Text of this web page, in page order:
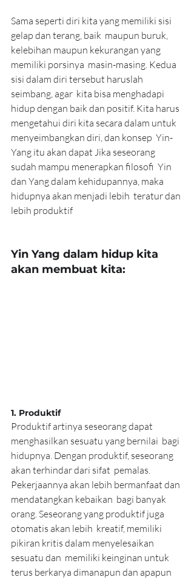
Sama seperti diri kita yang memiliki sisi
gelap dan terang, baik  maupun buruk,
kelebihan maupun kekurangan yang
memiliki porsinya  masin-masing. Kedua
sisi dalam diri tersebut haruslah
seimbang, agar  kita bisa menghadapi
hidup dengan baik dan positif. Kita harus
mengetahui diri kita secara dalam untuk
menyeimbangkan diri, dan konsep  Yin-
Yang itu akan dapat Jika seseorang
sudah mampu menerapkan filosofi  Yin
dan Yang dalam kehidupannya, maka
hidupnya akan menjadi lebih  teratur dan
lebih produktif
Yin Yang dalam hidup kita
akan membuat kita:
1. Produktif
Produktif artinya seseorang dapat
menghasilkan sesuatu yang bernilai  bagi
hidupnya. Dengan produktif, seseorang
akan terhindar dari sifat  pemalas.
Pekerjaannya akan lebih bermanfaat dan
mendatangkan kebaikan  bagi banyak
orang. Seseorang yang produktif juga
otomatis akan lebih  kreatif, memiliki
pikiran kritis dalam menyelesaikan
sesuatu dan  memiliki keinginan untuk
terus berkarya dimanapun dan apapun